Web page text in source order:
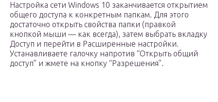
Настройка сети Windows 10 заканчивается открытием
общего доступа к конкретным папкам. Для этого
достаточно открыть свойства папки (правкой
кнопкой мыши — как всегда), затем выбрать вкладку
Доступ и перейти в Расширенные настройки.
Устанавливаете галочку напротив “Открыть общий
доступ” и жмете на кнопку “Разрешения”.